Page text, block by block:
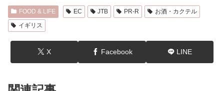
FOOD & LIFE EC JTB PR-R
お酒・カクテル
イギリス
X Facebook LINE